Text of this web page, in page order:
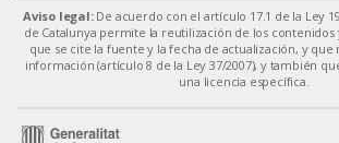
Aviso legal:De acuerdo con el artículo 17.1 de la Ley
de Catalunya permite la reutilización de los contenidos
que se cite la fuente y la fecha de actualización, y que
información (artículo 8 de la Ley 37/2007), y también
una licencia específica.